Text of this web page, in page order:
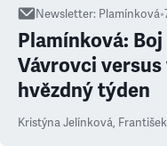
Newsletter: Plamínková•
Plamínková:
Vávrovci versus
hvězdný týden
Kristýna Jelínková,